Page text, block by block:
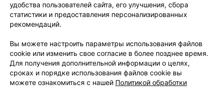
Написать руководителю 103.by
Обработка персональных данных
удобства пользователей сайта, его улучшения, сбора
статистики и предоставления персонализированных
рекомендаций.
Вы можете настроить параметры использования файлов
cookie или изменить свое согласие в более позднее время.
Для получения дополнительной информации о целях,
сроках и порядке использования файлов cookie вы
можете ознакомиться с нашей Политикой обработки